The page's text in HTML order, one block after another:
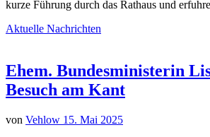
kurze Führung durch das Rathaus und
Aktuelle Nachrichten
Ehem. Bundesministerin
Besuch am Kant
von Vehlow 15. Mai 2025